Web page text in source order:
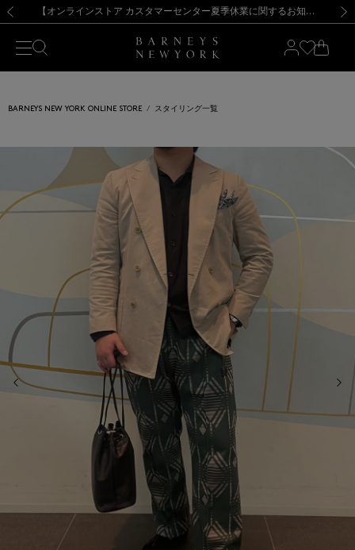
新規登録のお客様も対象！＜MY BARNEYS＞会員のお客様は11,000円（税込）以上のお買上げで常時送料無料！お買い物の際は会員登録を！
【夏季休業に伴う出荷一時停止のお知らせ】(2026.8.7) 【オンラインストア カスタマーセンター夏季休業に関するお知らせ】（2026.8.7）
【夏季休業に伴う返品・交換承り一時停止のお知らせ】（2026.8.5）
熊本県を中心とした地震の影響によるお荷物のお届けについて
【開催中】SUMMER SALEのご案内・ご注意事項 新規登録のお客様も対象！＜MY BARNEYS＞会員のお客様は11,000円（税込）以上のお買上げで常時送料無料！お買い物の際は会員登録を！
【夏季休業に伴う出荷一時停止のお知らせ】(2026.8.7)
BARNEYS NEW YORK ONLINE STORE スタイリング一覧
前の画像